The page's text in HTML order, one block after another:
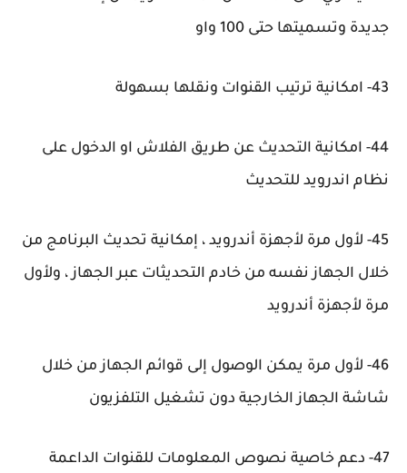
جديدة وتسميتها حتى 100 واو
43- امكانية ترتيب القنوات ونقلها بسهولة
44- امكانية التحديث عن طريق الفلاش او الدخول على
نظام اندرويد للتحديث
45- لأول مرة لأجهزة أندرويد ، إمكانية تحديث البرنامج من
خلال الجهاز نفسه من خادم التحديثات عبر الجهاز ، ولأول
مرة لأجهزة أندرويد
46- لأول مرة يمكن الوصول إلى قوائم الجهاز من خلال
شاشة الجهاز الخارجية دون تشغيل التلفزيون
47- دعم خاصية نصوص المعلومات للقنوات الداعمة